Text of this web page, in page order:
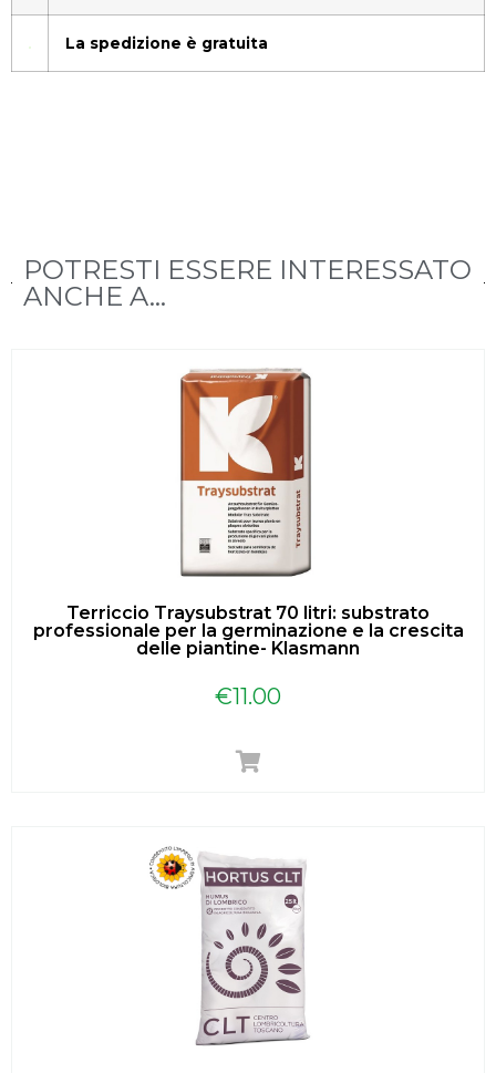
La spedizione è gratuita
POTRESTI ESSERE INTERESSATO
ANCHE A...
Terriccio Traysubstrat 70 litri: substrato
professionale per la germinazione e la crescita
delle piantine- Klasmann
€11.00